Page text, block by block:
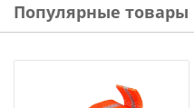
Популярные товары